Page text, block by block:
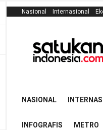
Nasional Internasional
NASIONAL
INFOGRAFIS METRO